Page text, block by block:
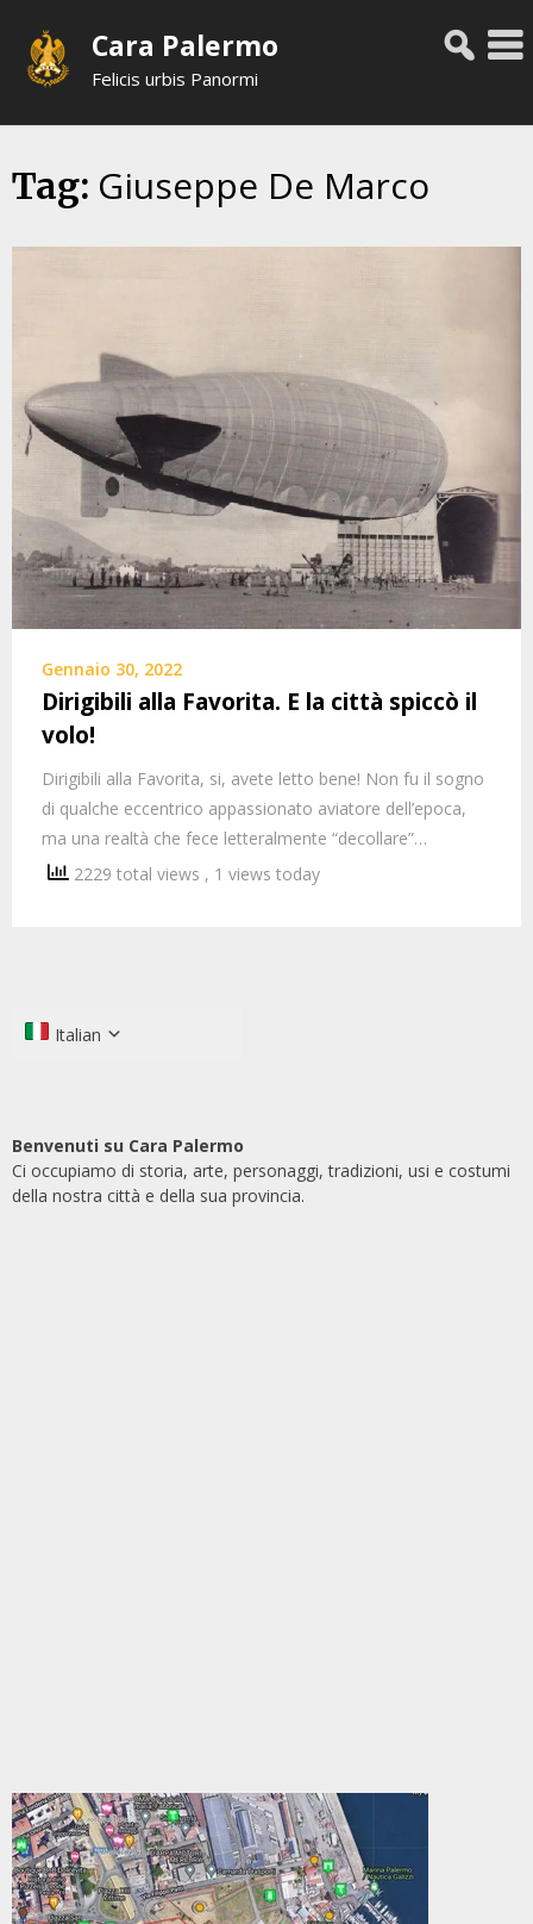
content
Cara Palermo
Felicis urbis Panormi
Tag: Giuseppe De Marco
Gennaio 30, 2022
Dirigibili alla Favorita. E la città spiccò il
volo!
Dirigibili alla Favorita, si, avete letto bene! Non fu il sogno
di qualche eccentrico appassionato aviatore dell’epoca,
ma una realtà che fece letteralmente “decollare”…
2229 total views , 1 views today
Italian
Benvenuti su Cara Palermo
Ci occupiamo di storia, arte, personaggi, tradizioni, usi e costumi
della nostra città e della sua provincia.